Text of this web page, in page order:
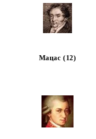
Мацас (12)